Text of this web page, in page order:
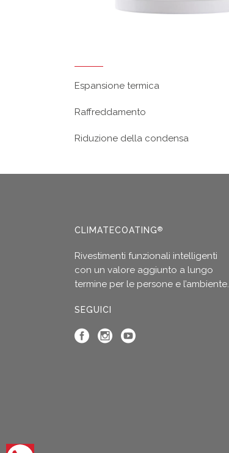
Espansione termica
Raffreddamento
Riduzione della condensa
CLIMATECOATING®
Rivestimenti funzionali intelligenti
con un valore aggiunto a lungo
termine per le persone e l’ambiente.
SEGUICI
Apri